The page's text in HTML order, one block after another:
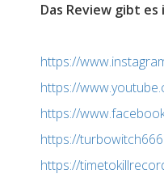
Das Review gibt es
https://
https://
https://
https://
https://